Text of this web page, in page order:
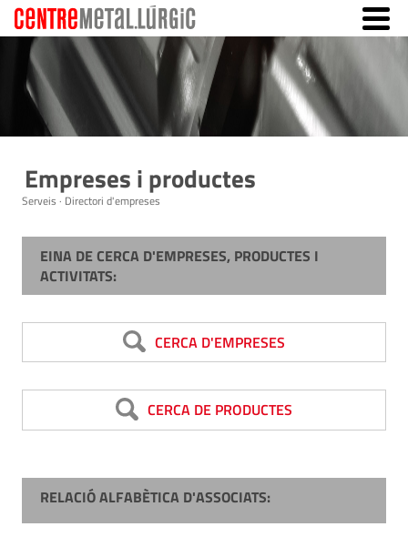
Empreses i productes
Serveis · Directori d'empreses
EINA DE CERCA D'EMPRESES, PRODUCTES I
ACTIVITATS:
CERCA D'EMPRESES
CERCA DE PRODUCTES
RELACIÓ ALFABÈTICA D'ASSOCIATS: